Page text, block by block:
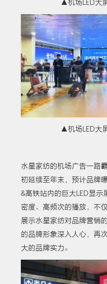
▲机场LED大
▲机场LED大
水星家纺的机场广告一路
初延续至年末，预计品牌
&高铁站内的巨大LED显
密度、高频次的播放，不
展示水星家纺对品牌营销
的品牌形象深入人心，再
大的品牌实力。